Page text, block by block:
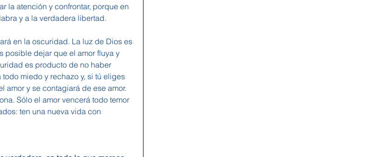
la atención y confrontar, porque en
y a la verdadera libertad.
en la oscuridad. La luz de Dios es
posible dejar que el amor fluya y
es producto de no haber
miedo y rechazo y, si tú eliges
amor y se contagiará de ese amor.
Sólo el amor vencerá todo temor
ten una nueva vida con